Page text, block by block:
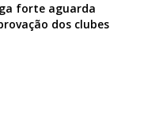
forte aguarda
dos clubes